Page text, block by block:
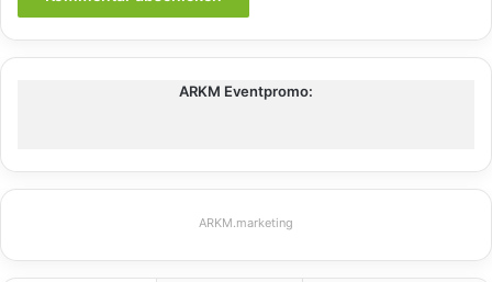
ARKM Eventpromo:
ARKM.marketing